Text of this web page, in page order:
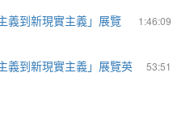
1:46:09
義到新現實主義」展覽
53:51
義到新現實主義」展覽英